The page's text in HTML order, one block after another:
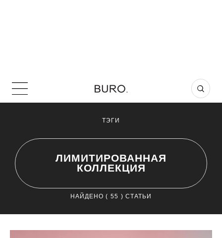
ТЭГИ
ЛИМИТИРОВАННАЯ
КОЛЛЕКЦИЯ
НАЙДЕНО ( 55 ) СТАТЬИ